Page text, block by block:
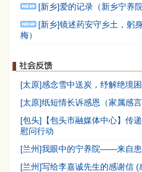
[新乡]爱的记录（新乡宁养
[新乡]镜述药安守乡土，躬
梅）
[太原]感念雪中送炭，纾解绝境
[太原]纸短情长诉感恩（家属感
[包头]【包头市融媒体中心】传
慰问行动
[兰州]我眼中的宁养院——来自
[兰州]写给李嘉诚先生的感谢信 (